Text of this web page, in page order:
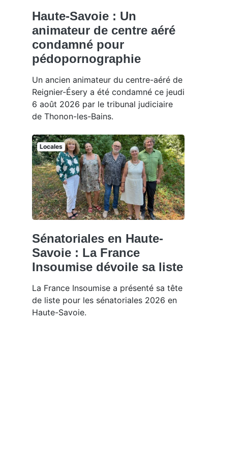
Haute-Savoie : Un
animateur de centre aéré
condamné pour
pédopornographie
Un ancien animateur du centre-aéré de
Reignier-Ésery a été condamné ce jeudi
6 août 2026 par le tribunal judiciaire
de Thonon-les-Bains.
Locales
Sénatoriales en Haute-
Savoie : La France
Insoumise dévoile sa liste
La France Insoumise a présenté sa tête
de liste pour les sénatoriales 2026 en
Haute-Savoie.